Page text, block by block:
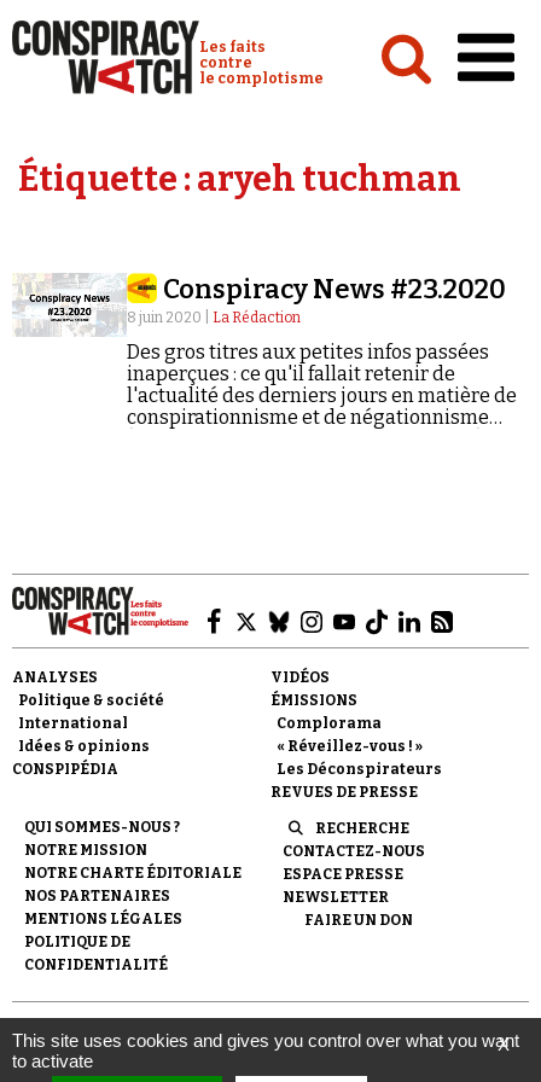
Conspiracy Watch :
Les faits
contre
le complotisme
Analyses
Vidéos
Revues de presse
Faire un don
Demander à Vera
Étiquette :aryeh tuchman
Conspiracy News #23.2020
8 juin 2020 | La Rédaction
Des gros titres aux petites infos passées
inaperçues : ce qu'il fallait retenir de
l'actualité des derniers jours en matière de
conspirationnisme et de négationnisme
ANALYSES
Politique & société
International
Idées & opinions
CONSPIPÉDIA
VIDÉOS
ÉMISSIONS
Complorama
« Réveillez-vous ! »
Les Déconspirateurs
REVUES DE PRESSE
QUI SOMMES-NOUS ?
NOTRE MISSION
NOTRE CHARTE ÉDITORIALE
NOS PARTENAIRES
MENTIONS LÉGALES
POLITIQUE DE
CONFIDENTIALITÉ
RECHERCHE
CONTACTEZ-NOUS
ESPACE PRESSE
NEWSLETTER
FAIRE UN DON
© 2007- 2026 Conspiracy Watch | Une réalisation de
l'Observatoire du conspirationnisme (association loi de 1901) avec
le soutien de la Fondation pour la Mémoire de la Shoah.
X
This site uses cookies and gives you control over what you want
to activate